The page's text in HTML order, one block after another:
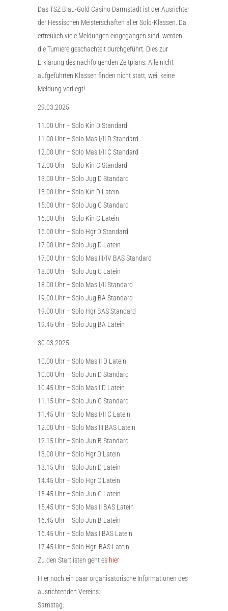
Das TSZ Blau-Gold Casino Darmstadt ist der Ausrichter
der Hessischen Meisterschaften aller Solo-Klassen. Da
erfreulich viele Meldungen eingegangen sind, werden
die Turniere geschachtelt durchgeführt. Dies zur
Erklärung des nachfolgenden Zeitplans. Alle nicht
aufgeführten Klassen finden nicht statt, weil keine
Meldung vorliegt!
29.03.2025
11.00 Uhr – Solo Kin D Standard
11.00 Uhr – Solo Mas I/II D Standard
12.00 Uhr – Solo Mas I/II C Standard
12.00 Uhr – Solo Kin C Standard
13.00 Uhr – Solo Jug D Standard
13.00 Uhr – Solo Kin D Latein
15.00 Uhr – Solo Jug C Standard
16.00 Uhr – Solo Kin C Latein
16.00 Uhr – Solo Hgr D Standard
17.00 Uhr – Solo Jug D Latein
17.00 Uhr – Solo Mas III/IV BAS Standard
18.00 Uhr – Solo Jug C Latein
18.00 Uhr – Solo Mas I/II Standard
19.00 Uhr – Solo Jug BA Standard
19.00 Uhr – Solo Hgr BAS Standard
19.45 Uhr – Solo Jug BA Latein
30.03.2025
10.00 Uhr – Solo Mas II D Latein
10.00 Uhr – Solo Jun D Standard
10.45 Uhr – Solo Mas I D Latein
11.15 Uhr – Solo Jun C Standard
11.45 Uhr – Solo Mas I/II C Latein
12.00 Uhr – Solo Mas III BAS Latein
12.15 Uhr – Solo Jun B Standard
13.00 Uhr – Solo Hgr D Latein
13.15 Uhr – Solo Jun D Latein
14.45 Uhr – Solo Hgr C Latein
15.45 Uhr – Solo Jun C Latein
15.45 Uhr – Solo Mas II BAS Latein
16.45 Uhr – Solo Jun B Latein
16.45 Uhr – Solo Mas I BAS Latein
17.45 Uhr – Solo Hgr BAS Latein
Zu den Startlisten geht es hier
Hier noch ein paar organisatorische Informationen des
ausrichtenden Vereins:
Samstag: